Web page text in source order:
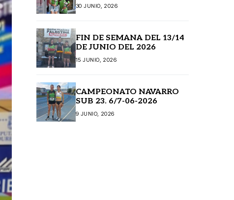
30 JUNIO, 2026
FIN DE SEMANA DEL 13/14
DE JUNIO DEL 2026
15 JUNIO, 2026
CAMPEONATO NAVARRO
SUB 23. 6/7-06-2026
9 JUNIO, 2026